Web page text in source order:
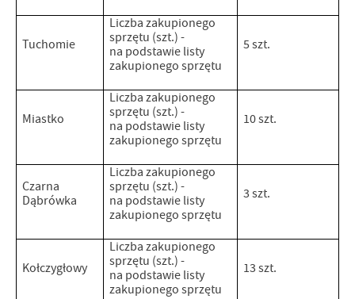
Tuchomie
Liczba zakupionego
sprzętu (szt.) -
na podstawie listy
zakupionego sprzętu
5 szt.
Miastko
Liczba zakupionego
sprzętu (szt.) -
na podstawie listy
zakupionego sprzętu
10 szt.
Czarna
Dąbrówka
Liczba zakupionego
sprzętu (szt.) -
na podstawie listy
zakupionego sprzętu
3 szt.
Kołczygłowy
Liczba zakupionego
sprzętu (szt.) -
na podstawie listy
zakupionego sprzętu
13 szt.